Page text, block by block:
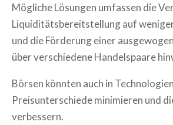
Mögliche Lösungen umfassen die
Liquiditätsbereitstellung auf
und die Förderung einer
über verschiedene Handelspaare
Börsen könnten auch in
Preisunterschiede minimieren und
verbessern.